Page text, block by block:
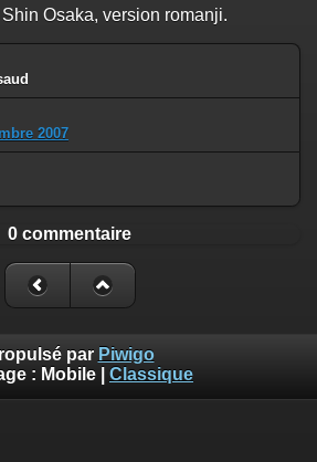
Osaka, version romanji.
2007
0 commentaire
par Piwigo
: Mobile Classique